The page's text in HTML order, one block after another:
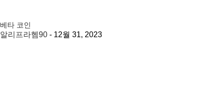
베타 코인
알리프라헴90 - 12월 31, 2023